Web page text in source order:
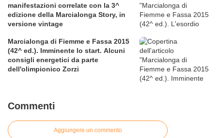
manifestazioni correlate con la 3^
edizione della Marcialonga Story, in
versione vintage
Marcialonga di Fiemme e Fassa 2015
(42^ ed.). Imminente lo start. Alcuni
consigli energetici da parte
dell'olimpionico Zorzi
Commenti
Aggiungere un commento